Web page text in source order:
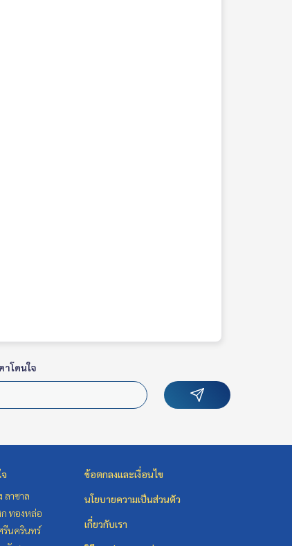
โดนใจ
ลาซาล
ทองหล่อ
นครินทร์
ข้อตกลงและเงื่อนไข
นโยบายความเป็นส่วนตัว
เกี่ยวกับเรา